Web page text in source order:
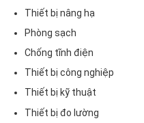
Thiết bị nâng hạ
Phòng sạch
Chống tĩnh điện
Thiết bị công nghiệp
Thiết bị kỹ thuật
Thiết bị đo lường